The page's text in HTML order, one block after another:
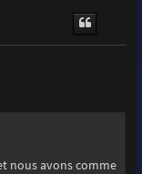
nous avons comme